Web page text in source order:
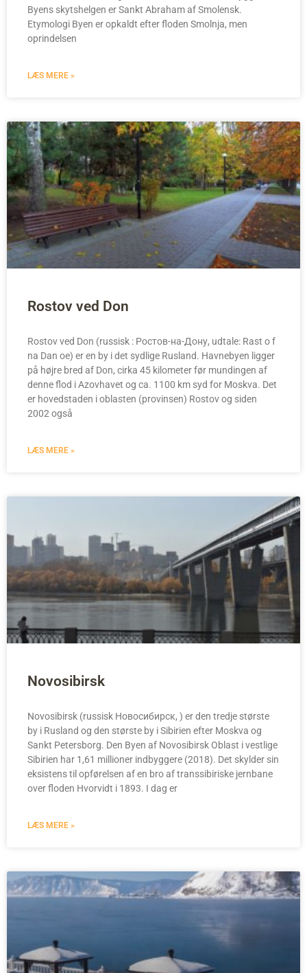
Byens skytshelgen er Sankt Abraham af Smolensk.
Etymologi Byen er opkaldt efter floden Smolnja, men
oprindelsen
LÆS MERE »
Rostov ved Don
Rostov ved Don (russisk : Ростов-на-Дону, udtale: Rast o f
na Dan oe) er en by i det sydlige Rusland. Havnebyen ligger
på højre bred af Don, cirka 45 kilometer før mundingen af
denne flod i Azovhavet og ca. 1100 km syd for Moskva. Det
er hovedstaden i oblasten (provinsen) Rostov og siden
2002 også
LÆS MERE »
Novosibirsk
Novosibirsk (russisk Новосибирск, ) er den tredje største
by i Rusland og den største by i Sibirien efter Moskva og
Sankt Petersborg. Den Byen af Novosibirsk Oblast i vestlige
Sibirien har 1,61 millioner indbyggere (2018). Det skylder sin
eksistens til opførelsen af en bro af transsibiriske jernbane
over floden Hvorvidt i 1893. I dag er
LÆS MERE »